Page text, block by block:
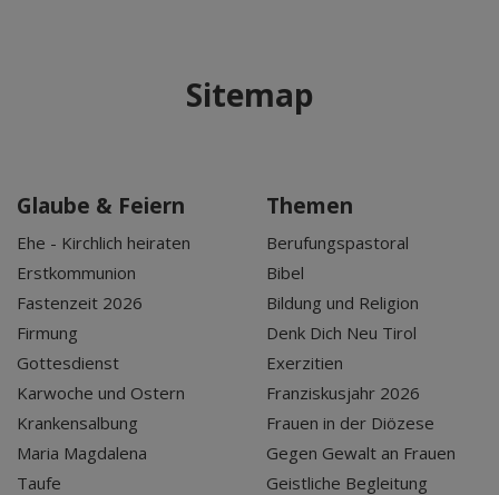
Sitemap
Glaube & Feiern
Ehe - Kirchlich heiraten
Erstkommunion
Fastenzeit 2026
Firmung
Gottesdienst
Karwoche und Ostern
Krankensalbung
Maria Magdalena
Taufe
Themen
Berufungspastoral
Bibel
Bildung und Religion
Denk Dich Neu Tirol
Exerzitien
Franziskusjahr 2026
Frauen in der Diözese
Gegen Gewalt an Frauen
Geistliche Begleitung